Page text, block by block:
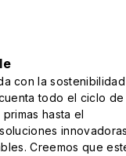
con la sostenibilidad
todo el ciclo de
hasta el
Creemos que